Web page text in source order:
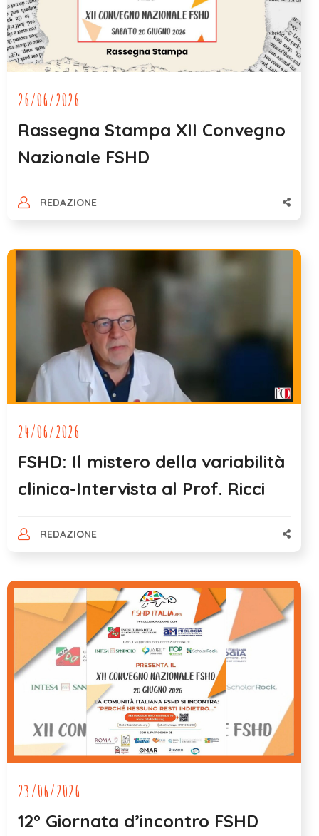
26/06/2026
Rassegna Stampa XII Convegno
Nazionale FSHD
REDAZIONE
24/06/2026
FSHD: Il mistero della variabilità
clinica-Intervista al Prof. Ricci
REDAZIONE
23/06/2026
12° Giornata d’incontro FSHD